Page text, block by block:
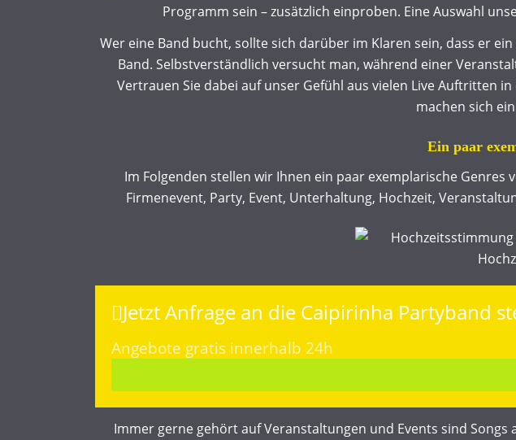
Programm sein – zusätzlich einproben. Eine Auswahl
Wer eine Band bucht, sollte sich darüber im Klaren sein, dass er ein
Band. Selbstverständlich versucht man, während einer
Vertrauen Sie dabei auf unser Gefühl aus vielen Live Auftritten
machen sich
Ein paar
Im Folgenden stellen wir Ihnen ein paar exemplarische Genres
Firmenevent, Party, Event, Unterhaltung, Hochzeit,
Jetzt Anfrage an die Caipirinha Partyband
Angebote gratis innerhalb 24h
Immer gerne gehört auf Veranstaltungen und Events sind